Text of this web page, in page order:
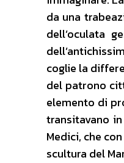
da una
dell’oculata
coglie la
del patrono
elemento di
transitavano
Medici, che
scultura del